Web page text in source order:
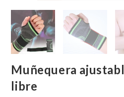
Muñequera
libre